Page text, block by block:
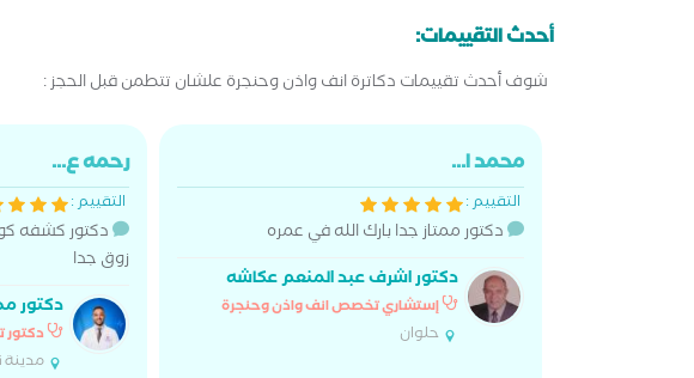
أحدث التقييمات:
شوف أحدث تقييمات دكاترة انف واذن وحنجرة علشان تتطمن قبل الحجز :
محمد ا...
التقييم :
دكتور ممتاز جدا بارك الله في عمره
دكتور اشرف عبد المنعم عكاشه
إستشاري تخصص انف واذن وحنجرة
حلوان
رحمه ع...
التقييم :
دكتور كشفه
زوق جدا
دكتور
مدينة